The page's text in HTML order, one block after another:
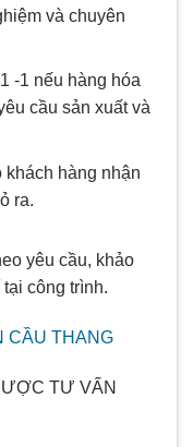
và chuyên
-1 nếu hàng hóa
cầu sản xuất và
khách hàng nhận
ra.
yêu cầu, khảo
công trình.
CẦU THANG
TƯ VẤN